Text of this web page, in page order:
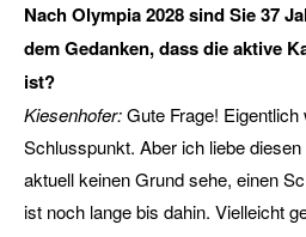
Nach Olympia 2028 sind Sie 37
dem Gedanken, dass die aktive
ist?
Kiesenhofer:Gute Frage!
Schlusspunkt. Aber ich liebe
aktuell keinen Grund sehe, einen
ist noch lange bis dahin. Vielleicht